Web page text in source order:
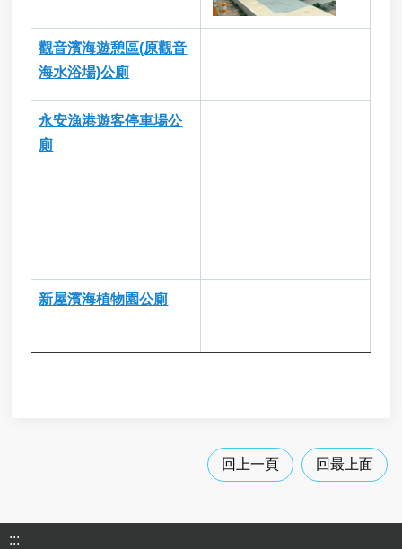
觀音濱海遊憩區(原觀音
海水浴場)公廁
永安漁港遊客停車場公
廁
新屋濱海植物園公廁
回上一頁 回最上面
:::